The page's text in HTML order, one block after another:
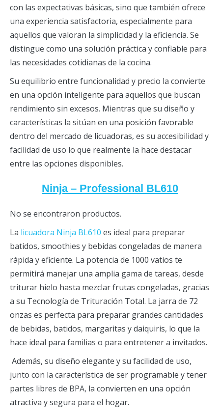
con las expectativas básicas, sino que también ofrece
una experiencia satisfactoria, especialmente para
aquellos que valoran la simplicidad y la eficiencia. Se
distingue como una solución práctica y confiable para
las necesidades cotidianas de la cocina.
Su equilibrio entre funcionalidad y precio la convierte
en una opción inteligente para aquellos que buscan
rendimiento sin excesos. Mientras que su diseño y
características la sitúan en una posición favorable
dentro del mercado de licuadoras, es su accesibilidad y
facilidad de uso lo que realmente la hace destacar
entre las opciones disponibles.
Ninja – Professional BL610
No se encontraron productos.
La licuadora Ninja BL610 es ideal para preparar
batidos, smoothies y bebidas congeladas de manera
rápida y eficiente. La potencia de 1000 vatios te
permitirá manejar una amplia gama de tareas, desde
triturar hielo hasta mezclar frutas congeladas, gracias
a su Tecnología de Trituración Total. La jarra de 72
onzas es perfecta para preparar grandes cantidades
de bebidas, batidos, margaritas y daiquiris, lo que la
hace ideal para familias o para entretener a invitados.
Además, su diseño elegante y su facilidad de uso,
junto con la característica de ser programable y tener
partes libres de BPA, la convierten en una opción
atractiva y segura para el hogar.